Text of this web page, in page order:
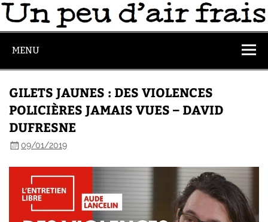
MENU
GILETS JAUNES : DES VIOLENCES
POLICIÈRES JAMAIS VUES – DAVID
DUFRESNE
09/01/2019